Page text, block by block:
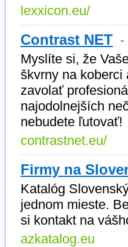
lexxicon.eu/
Contrast NET -
Myslíte si, že
škvrny na koberci
zavolať
najodolnejších
nebudete ľutovať!
contrastnet.eu/
Firmy na
Katalóg
jednom mieste.
si kontakt na
azkatalog.eu